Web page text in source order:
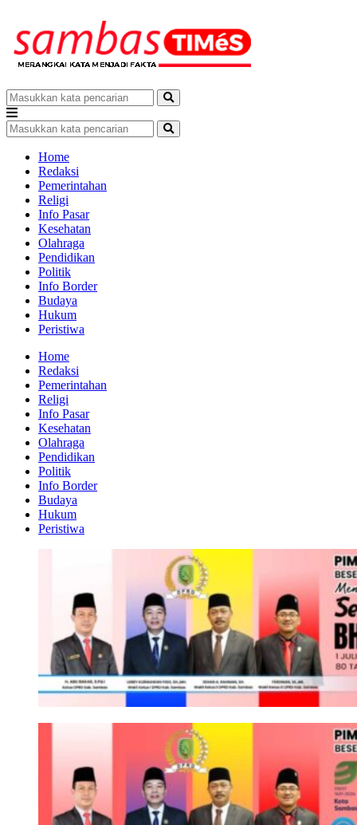
Home
Redaksi
Pemerintahan
Religi
Info Pasar
Kesehatan
Olahraga
Pendidikan
Politik
Info Border
Budaya
Hukum
Peristiwa
Home
Redaksi
Pemerintahan
Religi
Info Pasar
Kesehatan
Olahraga
Pendidikan
Politik
Info Border
Budaya
Hukum
Peristiwa